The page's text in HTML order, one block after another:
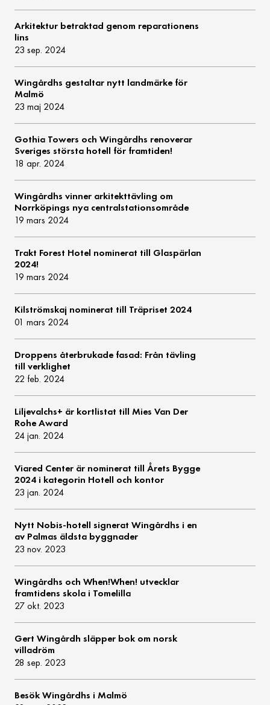
Arkitektur betraktad genom reparationens
lins
23 sep. 2024
Wingårdhs gestaltar nytt landmärke för
Malmö
23 maj 2024
Gothia Towers och Wingårdhs renoverar
Sveriges största hotell för framtiden!
18 apr. 2024
Wingårdhs vinner arkitekttävling om
Norrköpings nya centralstationsområde
19 mars 2024
Trakt Forest Hotel nominerat till Glaspärlan
2024!
19 mars 2024
Kilströmskaj nominerat till Träpriset 2024
01 mars 2024
Droppens återbrukade fasad: Från tävling
till verklighet
22 feb. 2024
Liljevalchs+ är kortlistat till Mies Van Der
Rohe Award
24 jan. 2024
Viared Center är nominerat till Årets Bygge
2024 i kategorin Hotell och kontor
23 jan. 2024
Nytt Nobis-hotell signerat Wingårdhs i en
av Palmas äldsta byggnader
23 nov. 2023
Wingårdhs och When!When! utvecklar
framtidens skola i Tomelilla
27 okt. 2023
Gert Wingårdh släpper bok om norsk
villadröm
28 sep. 2023
Besök Wingårdhs i Malmö